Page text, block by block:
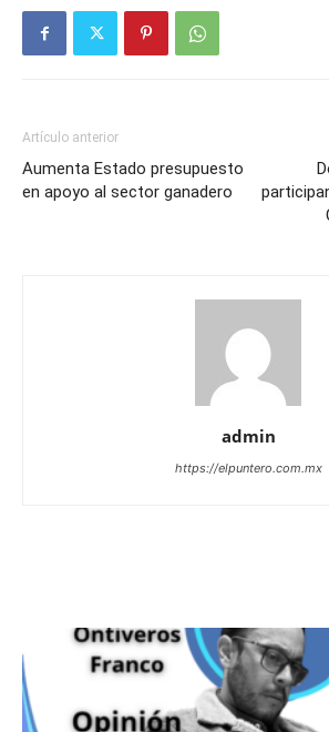
Artículo anterior
Aumenta Estado presupuesto
en apoyo al sector ganadero
admin
https://elpuntero.com.mx